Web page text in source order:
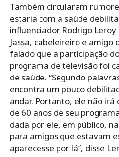
Também circularam
estaria com a saúde
influenciador Rodrigo Leroy
Jassa, cabeleireiro e amigo
falado que a participação
programa de televisão foi
de saúde. “Segundo
encontra um pouco
andar. Portanto, ele não
de 60 anos de seu
dada por ele, em público,
para amigos que estavam
aparecesse por lá”, disse